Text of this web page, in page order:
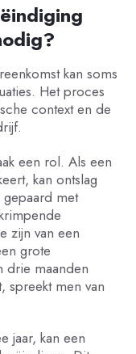
kan soms
Het proces
context en de
een rol. Als een
kan ontslag
met
zijn van een
grote
drie maanden
spreekt men van
jaar, kan een